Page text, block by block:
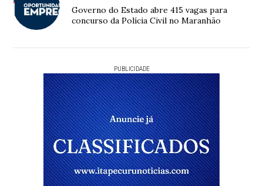
Governo do Estado abre 415 vagas para
concurso da Polícia Civil no Maranhão
PUBLICIDADE